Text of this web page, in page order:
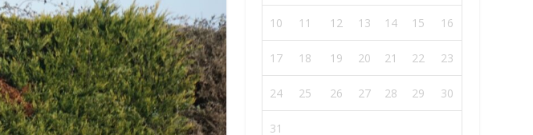
10 11 12 13 14 15 16
17 18 19 20 21 22 23
24 25 26 27 28 29 30
31